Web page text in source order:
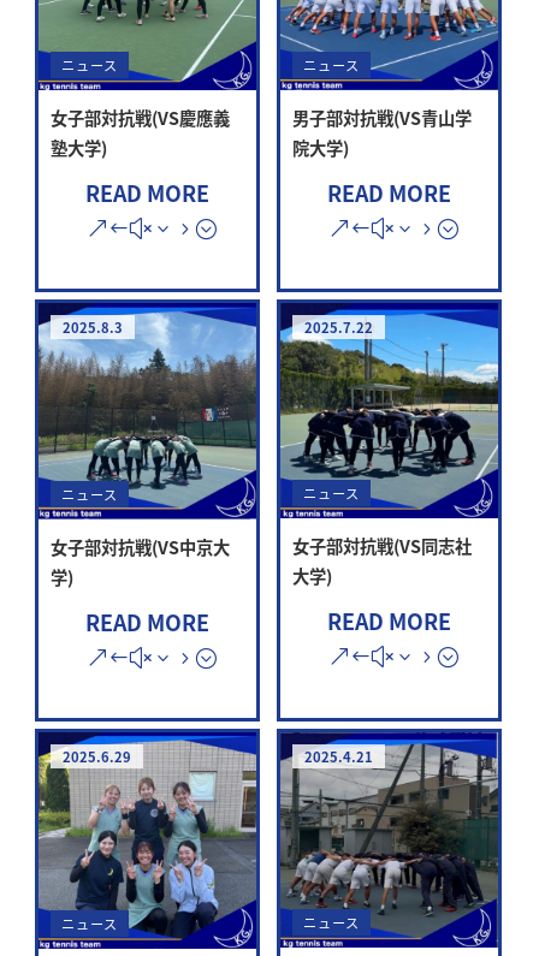
ニュース
女子部対抗戦(VS慶應義
塾大学)
READ MORE
ニュース
男子部対抗戦(VS青山学
院大学)
READ MORE
2025.8.3
ニュース
女子部対抗戦(VS中京大
学)
READ MORE
2025.7.22
ニュース
女子部対抗戦(VS同志社
大学)
READ MORE
2025.6.29
ニュース
2025.4.21
ニュース